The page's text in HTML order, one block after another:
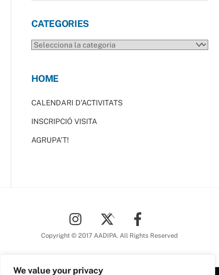
We value your privacy
CATEGORIES
CATEGORIES
HOME
CALENDARI D’ACTIVITATS
INSCRIPCIÓ VISITA
AGRUPA’T!
To
Top
Copyright © 2017 AADIPA. All Rights Reserved